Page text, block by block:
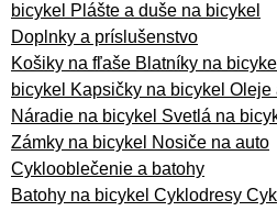
bicykel Plášte a duše na bicykel
Doplnky a príslušenstvo
Košiky na fľaše Blatníky na bicykel
bicykel Kapsičky na bicykel Oleje
Náradie na bicykel Svetlá na
Zámky na bicykel Nosiče na auto
Cyklooblečenie a batohy
Batohy na bicykel Cyklodresy